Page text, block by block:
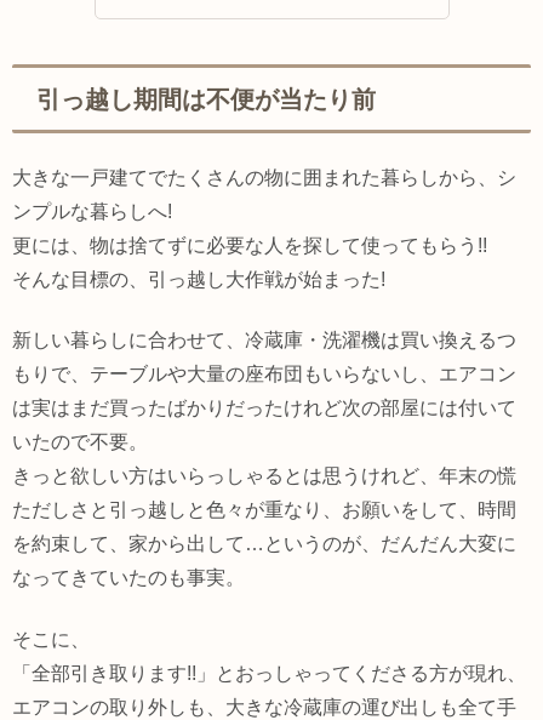
引っ越し期間は不便が当たり前
大きな一戸建てでたくさんの物に囲まれた暮らしから、シ
ンプルな暮らしへ!
更には、物は捨てずに必要な人を探して使ってもらう!!
そんな目標の、引っ越し大作戦が始まった!
新しい暮らしに合わせて、冷蔵庫・洗濯機は買い換えるつ
もりで、テーブルや大量の座布団もいらないし、エアコン
は実はまだ買ったばかりだったけれど次の部屋には付いて
いたので不要。
きっと欲しい方はいらっしゃるとは思うけれど、年末の慌
ただしさと引っ越しと色々が重なり、お願いをして、時間
を約束して、家から出して…というのが、だんだん大変に
なってきていたのも事実。
そこに、
「全部引き取ります!!」とおっしゃってくださる方が現れ、
エアコンの取り外しも、大きな冷蔵庫の運び出しも全て手